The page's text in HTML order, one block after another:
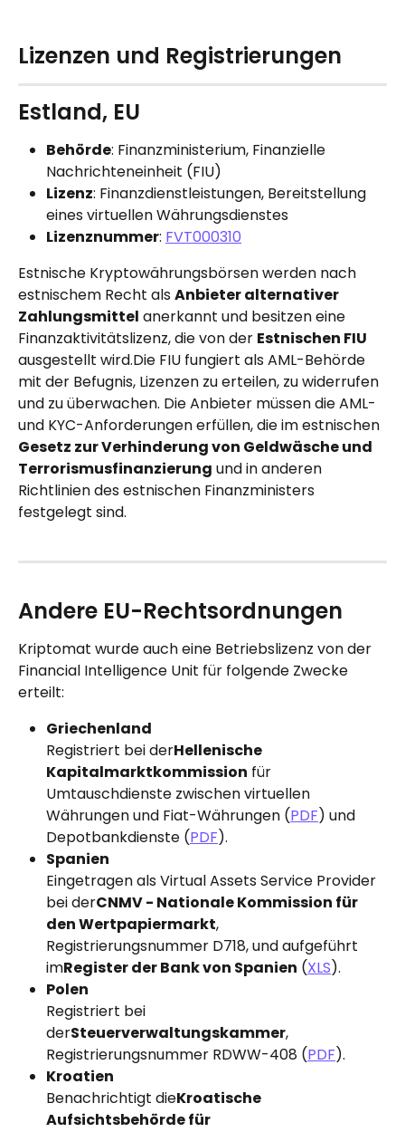
Lizenzen und Registrierungen
Estland, EU
Behörde: Finanzministerium, Finanzielle
Nachrichteneinheit (FIU)
Lizenz: Finanzdienstleistungen, Bereitstellung
eines virtuellen Währungsdienstes
Lizenznummer: FVT000310
Estnische Kryptowährungsbörsen werden nach
estnischem Recht als Anbieter alternativer
Zahlungsmittel anerkannt und besitzen eine
Finanzaktivitätslizenz, die von der Estnischen FIU
ausgestellt wird.Die FIU fungiert als AML-Behörde
mit der Befugnis, Lizenzen zu erteilen, zu widerrufen
und zu überwachen. Die Anbieter müssen die AML-
und KYC-Anforderungen erfüllen, die im estnischen
Gesetz zur Verhinderung von Geldwäsche und
Terrorismusfinanzierung und in anderen
Richtlinien des estnischen Finanzministers
festgelegt sind.
Andere EU-Rechtsordnungen
Kriptomat wurde auch eine Betriebslizenz von der
Financial Intelligence Unit für folgende Zwecke
erteilt:
Griechenland
Registriert bei derHellenische
Kapitalmarktkommission für
Umtauschdienste zwischen virtuellen
Währungen und Fiat-Währungen (PDF) und
Depotbankdienste (PDF).
Spanien
Eingetragen als Virtual Assets Service Provider
bei derCNMV - Nationale Kommission für
den Wertpapiermarkt,
Registrierungsnummer D718, und aufgeführt
imRegister der Bank von Spanien (XLS).
Polen
Registriert bei
derSteuerverwaltungskammer,
Registrierungsnummer RDWW-408 (PDF).
Kroatien
Benachrichtigt dieKroatische
Aufsichtsbehörde für